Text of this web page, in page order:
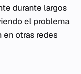
durante largos
el problema
otras redes